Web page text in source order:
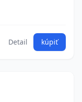
Detail kúpiť